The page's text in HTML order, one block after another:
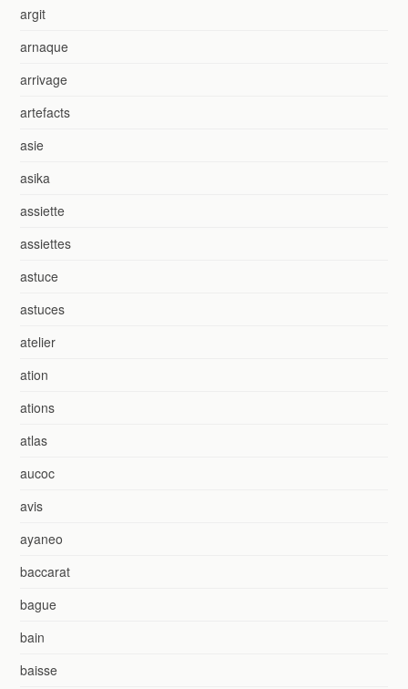
argit
arnaque
arrivage
artefacts
asie
asika
assiette
assiettes
astuce
astuces
atelier
ation
ations
atlas
aucoc
avis
ayaneo
baccarat
bague
bain
baisse